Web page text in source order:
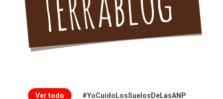
Ver todo
#YoCuidoLosSuelosDeLasANP